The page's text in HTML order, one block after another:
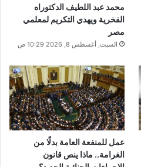
محمد عبد اللطيف الدكتوراه
الفخرية ويهدي التكريم لمعلمي
مصر
السبت, أغسطس 8, 2026 10:29 ص
عمل للمنفعة العامة بدلًا من
الغرامة.. ماذا ينص قانون